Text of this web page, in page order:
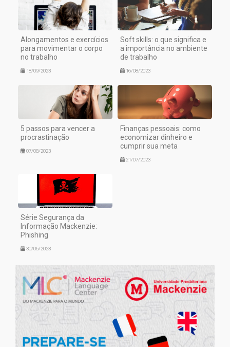
Alongamentos e exercícios
para movimentar o corpo
no trabalho
18/09/2023
Soft skills: o que significa e
a importância no ambiente
de trabalho
16/08/2023
5 passos para vencer a
procrastinação
07/08/2023
Finanças pessoais: como
economizar dinheiro e
cumprir sua meta
21/07/2023
Série Segurança da
Informação Mackenzie:
Phishing
30/06/2023